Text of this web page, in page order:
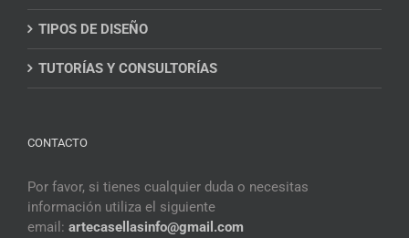
TIPOS DE DISEÑO
TUTORÍAS Y CONSULTORÍAS
CONTACTO
Por favor, si tienes cualquier duda o necesitas
información utiliza el siguiente
email: artecasellasinfo@gmail.com